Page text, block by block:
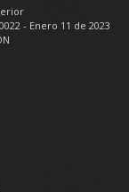
- Enero 11 de 2023